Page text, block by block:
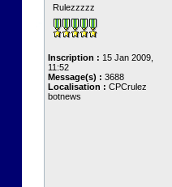
Rulezzzzz
Inscription : 15 Jan 2009,
11:52
Message(s) : 3688
Localisation : CPCrulez
botnews